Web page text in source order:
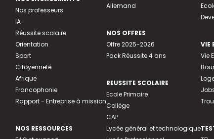
Nos professeurs
IA
Réussite scolaire
Orientation
Sport
Citoyenneté
Afrique
Francophonie
Rapport - Entreprise à mission
NOS RESSOURCES
Allemand
NOS OFFRES
Offre 2025-2026
Pack Réussite 4 ans
REUSSITE SCOLAIRE
Ecole Primaire
Collège
CAP
Lycée général et technologique
VIE
Vie